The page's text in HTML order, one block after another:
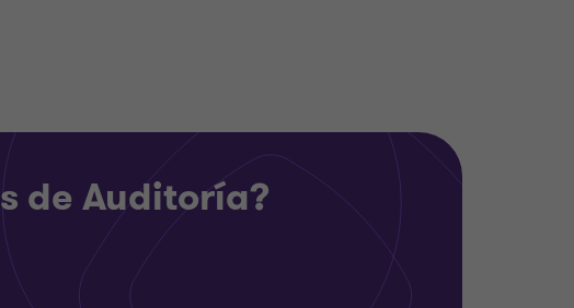
de Auditoría?